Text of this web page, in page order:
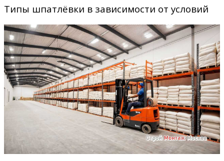
Типы шпатлёвки в зависимости от условий